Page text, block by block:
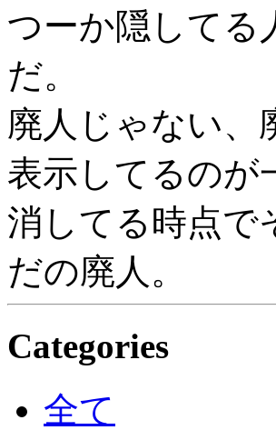
つーか隠してる
だ。
廃人じゃない、
表示してるのが
消してる時点で
だの廃人。
Categories
全て